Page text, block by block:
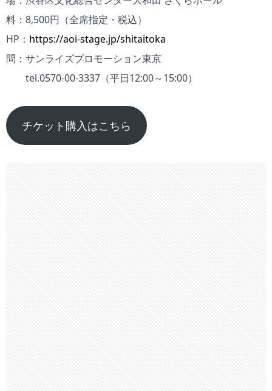
料：8,500円（全席指定・税込）
HP： https://aoi-stage.jp/shitaitoka
問：サンライズプロモーション東京
tel.0570-00-3337（平日12:00～15:00）
チケット購入はこちら